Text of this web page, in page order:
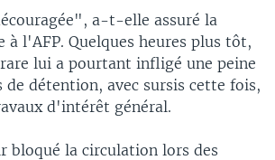
a-t-elle assuré la
à l'AFP. Quelques heures plus tôt,
lui a pourtant infligé une peine
détention, avec sursis cette fois,
d'intérêt général.
bloqué la circulation lors des